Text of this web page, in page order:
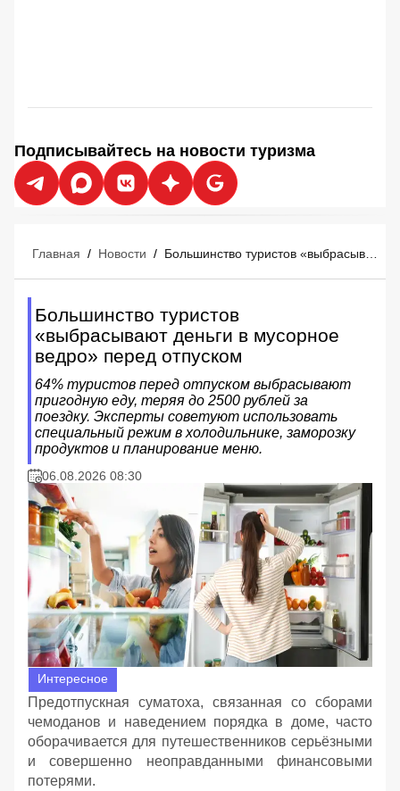
Подписывайтесь на новости туризма
Главная / Новости /
Большинство туристов
«выбрасывают деньги в мусорное
ведро» перед отпуском
64% туристов перед отпуском выбрасывают
пригодную еду, теряя до 2500 рублей за
поездку. Эксперты советуют использовать
специальный режим в холодильнике, заморозку
продуктов и планирование меню.
06.08.2026 08:30
Интересное
Предотпускная суматоха, связанная со сборами
чемоданов и наведением порядка в доме, часто
оборачивается для путешественников серьёзными
и совершенно неоправданными финансовыми
потерями.